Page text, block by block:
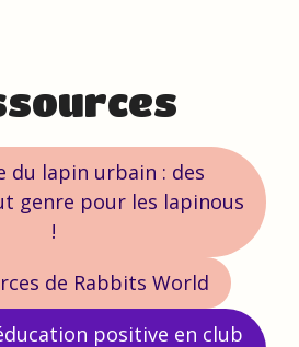
du lapin urbain : des
genre pour les lapinous
!
de Rabbits World
positive en club